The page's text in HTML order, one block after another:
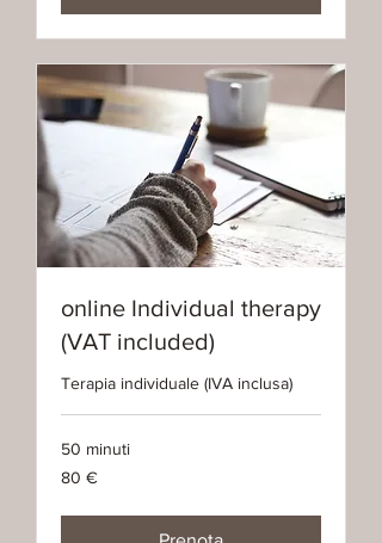
online Individual therapy
(VAT included)
Terapia individuale (IVA inclusa)
50 minuti
80
euro
80 €